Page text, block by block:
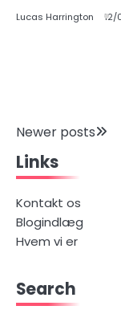
Lucas Harrington 12/
Posts
navigation
Newer posts
Links
Kontakt os
Blogindlæg
Hvem vi er
Search